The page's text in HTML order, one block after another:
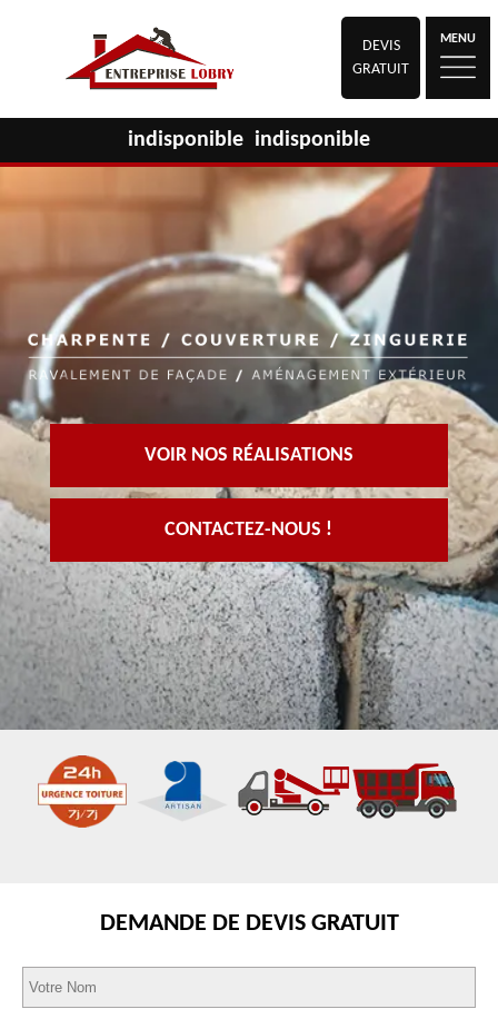
DEVIS
GRATUIT
MENU
indisponible indisponible
VOIR NOS RÉALISATIONS
CONTACTEZ-NOUS !
DEMANDE DE DEVIS GRATUIT